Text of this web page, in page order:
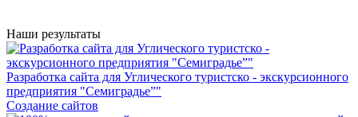
Наши результаты
Разработка сайта для Углического туристско - экскурсионного
предприятия "Семиградье”"
Создание сайтов